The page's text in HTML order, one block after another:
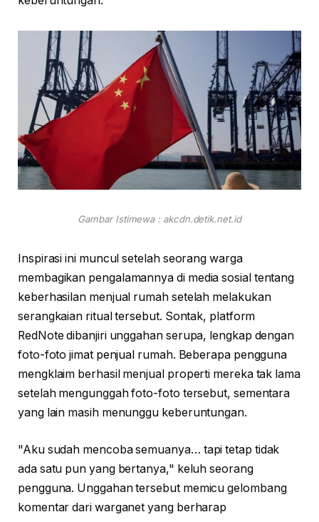
Gambar Istimewa : akcdn.detik.net.id
Inspirasi ini muncul setelah seorang warga
membagikan pengalamannya di media sosial tentang
keberhasilan menjual rumah setelah melakukan
serangkaian ritual tersebut. Sontak, platform
RedNote dibanjiri unggahan serupa, lengkap dengan
foto-foto jimat penjual rumah. Beberapa pengguna
mengklaim berhasil menjual properti mereka tak lama
setelah mengunggah foto-foto tersebut, sementara
yang lain masih menunggu keberuntungan.
"Aku sudah mencoba semuanya… tapi tetap tidak
ada satu pun yang bertanya," keluh seorang
pengguna. Unggahan tersebut memicu gelombang
komentar dari warganet yang berharap